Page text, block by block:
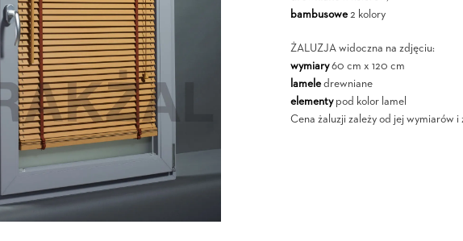
bambusowe 2 kolory
ŻALUZJA widoczna na zdjęciu:
wymiary60 cm x 120 cm
lamele drewniane
elementypod kolor lamel
Cena żaluzji zależy od jej wymiarów i